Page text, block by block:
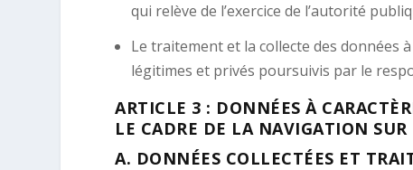
qui relève de l’exercice de l’autorité
Le traitement et la collecte des données
légitimes et privés poursuivis par le
ARTICLE 3 : DONNÉES À
LE CADRE DE LA NAVIGATION SUR
A. DONNÉES COLLECTÉES ET